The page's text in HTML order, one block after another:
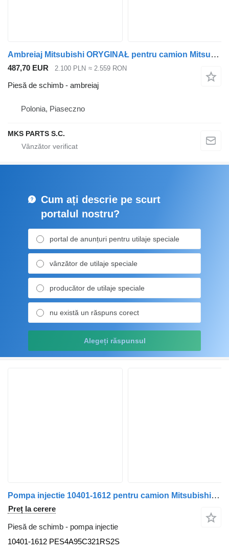
Ambreiaj Mitsubishi ORYGINAŁ pentru camion Mitsubishi FUSO CANTER FB83B
487,70 EUR 2.100 PLN ≈ 2.559 RON
Piesă de schimb - ambreiaj
Polonia, Piaseczno
MKS PARTS S.C.
Cum ați descrie pe scurt
portalul nostru?
portal de anunțuri pentru utilaje speciale
vânzător de utilaje speciale
producător de utilaje speciale
nu există un răspuns corect
Alegeți răspunsul
Pompa injectie 10401-1612 pentru camion Mitsubishi Canter FB7, FB8, FE7, FE8
Preț la cerere
Piesă de schimb - pompa injectie
10401-1612 PES4A95C321RS2S